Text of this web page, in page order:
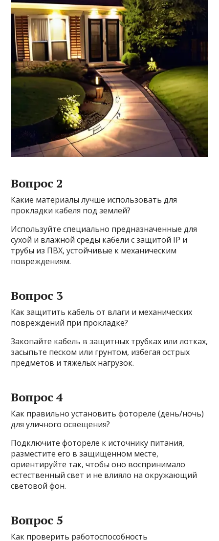
Вопрос 2
Какие материалы лучше использовать для
прокладки кабеля под землей?
Используйте специально предназначенные для
сухой и влажной среды кабели с защитой IP и
трубы из ПВХ, устойчивые к механическим
повреждениям.
Вопрос 3
Как защитить кабель от влаги и механических
повреждений при прокладке?
Закопайте кабель в защитных трубках или лотках,
засыпьте песком или грунтом, избегая острых
предметов и тяжелых нагрузок.
Вопрос 4
Как правильно установить фотореле (день/ночь)
для уличного освещения?
Подключите фотореле к источнику питания,
разместите его в защищенном месте,
ориентируйте так, чтобы оно воспринимало
естественный свет и не влияло на окружающий
световой фон.
Вопрос 5
Как проверить работоспособность